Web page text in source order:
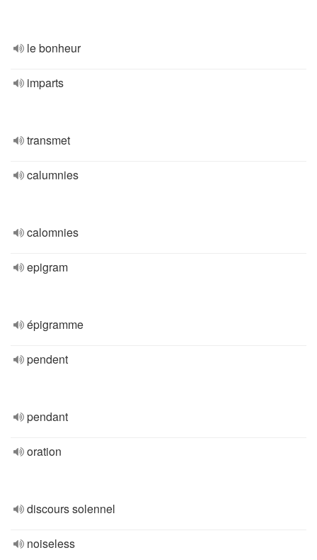
le bonheur
imparts
transmet
calumnies
calomnies
epigram
épigramme
pendent
pendant
oration
discours solennel
noiseless